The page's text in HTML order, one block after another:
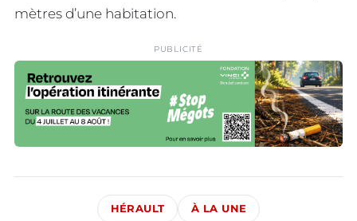
mètres d’une habitation.
PUBLICITÉ
HÉRAULT À LA UNE